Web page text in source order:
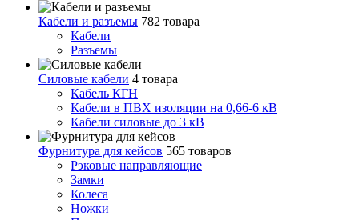
Кабели и разъемы 782 товара
Кабели
Разъемы
Силовые кабели 4 товара
Кабель КГН
Кабели в ПВХ изоляции на 0,66-6 кВ
Кабели силовые до 3 кВ
Фурнитура для кейсов 565 товаров
Рэковые направляющие
Замки
Колеса
Ножки